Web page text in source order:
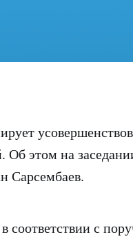
Об этом на
Сарсембаев.
соответствии с